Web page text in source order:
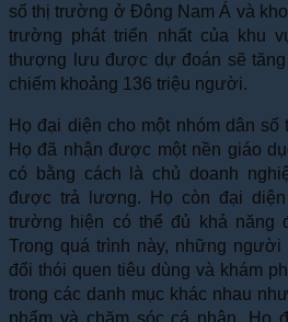
số thị trường ở Đông Nam Á và
trường phát triển nhất của khu
thượng lưu được dự đoán sẽ tăng
chiếm khoảng 136 triệu người.
Họ đại diện cho một nhóm dân
Họ đã nhận được một nền giáo
có bằng cách là chủ doanh
được trả lương. Họ còn đại
trường hiện có thể đủ khả năng
Trong quá trình này, những
đổi thói quen tiêu dùng và khám
trong các danh mục khác nhau
phẩm và chăm sóc cá nhân. Họ